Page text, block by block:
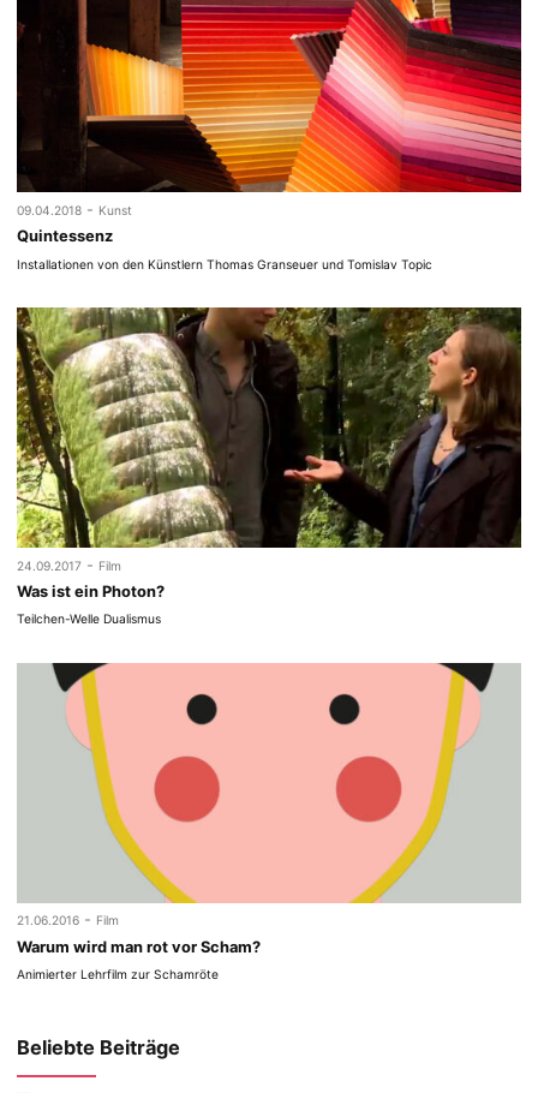
09.04.2018 - Kunst
Quintessenz
Installationen von den Künstlern Thomas Granseuer und Tomislav Topic
24.09.2017 - Film
Was ist ein Photon?
Teilchen-Welle Dualismus
21.06.2016 - Film
Warum wird man rot vor Scham?
Animierter Lehrfilm zur Schamröte
Beliebte Beiträge